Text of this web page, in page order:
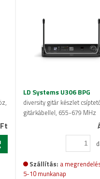
LD Systems U306 BPG
diversity gitár készlet
gitárkábellel, 655-679 MHz
Szállítás: a
5-10 munkanap